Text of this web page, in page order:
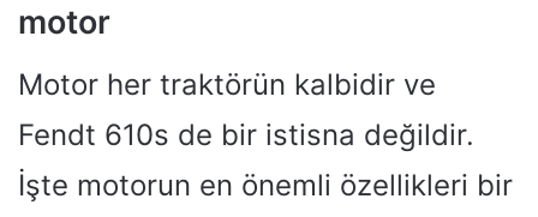
motor
Motor her traktörün kalbidir ve
Fendt 610s de bir istisna değildir.
İşte motorun en önemli özellikleri bir